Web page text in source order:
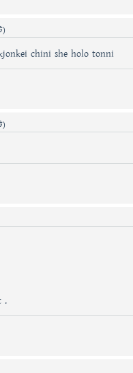
chini she holo tonni
.